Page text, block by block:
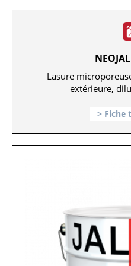
Lasure
extérieure,
Fiche